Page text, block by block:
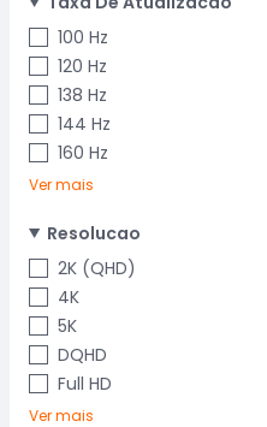
100 Hz
120 Hz
138 Hz
144 Hz
160 Hz
Ver mais
Resolucao
2K (QHD)
4K
5K
DQHD
Full HD
Ver mais